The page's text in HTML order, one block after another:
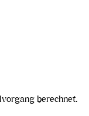
berechnet.